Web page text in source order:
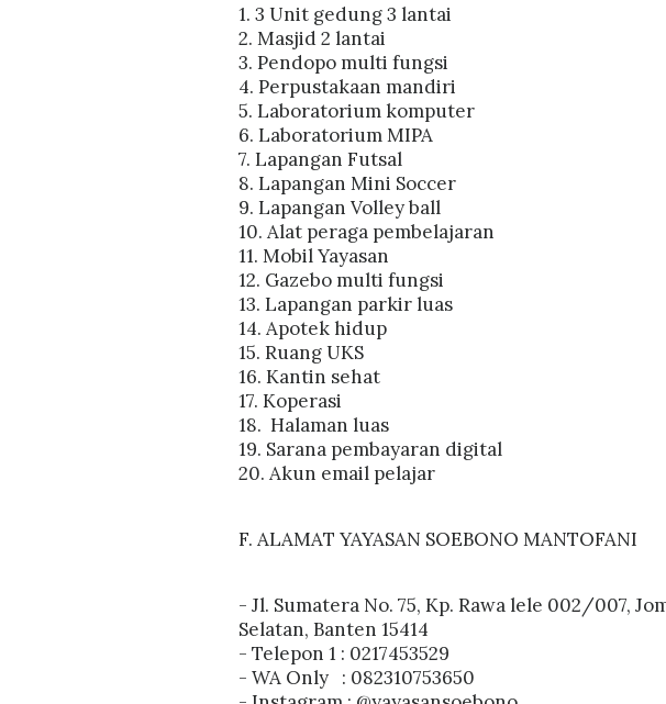
1. 3 Unit gedung 3 lantai
2. Masjid 2 lantai
3. Pendopo multi fungsi
4. Perpustakaan mandiri
5. Laboratorium komputer
6. Laboratorium MIPA
7. Lapangan Futsal
8. Lapangan Mini Soccer
9. Lapangan Volley ball
10. Alat peraga pembelajaran
11. Mobil Yayasan
12. Gazebo multi fungsi
13. Lapangan parkir luas
14. Apotek hidup
15. Ruang UKS
16. Kantin sehat
17. Koperasi
18. Halaman luas
19. Sarana pembayaran digital
20. Akun email pelajar
F. ALAMAT YAYASAN SOEBONO MANTOFANI
- Jl. Sumatera No. 75, Kp. Rawa lele 002/007,
Selatan, Banten 15414
- Telepon 1 : 0217453529
- WA Only : 082310753650